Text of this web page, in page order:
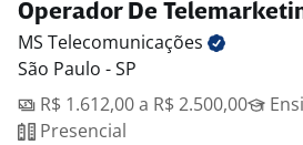
Operador De
MS Telecomunicações
São Paulo - SP
R$ 1.612,00 a R$ 2.500,00
Presencial